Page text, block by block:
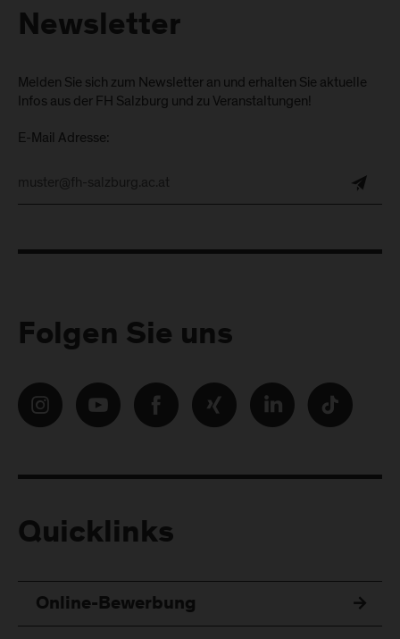
Newsletter
Melden Sie sich zum Newsletter an und erhalten Sie aktuelle
Infos aus der FH Salzburg und zu Veranstaltungen!
E-Mail Adresse:
Folgen Sie uns
Quicklinks
Online-Bewerbung